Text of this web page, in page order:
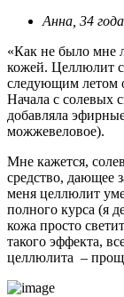
Анна, 34
«Как не было мне
кожей. Целлюлит
следующим летом
Начала с солевых
добавляла
можжевеловое).
Мне кажется,
средство, дающее
меня целлюлит
полного курса (я
кожа просто
такого эффекта,
целлюлита –